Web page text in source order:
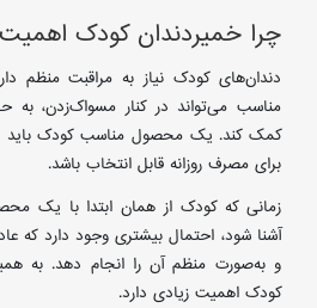
چرا خمیردندان کودک اهمیت
دندان‌های کودک نیاز به مراقبت منظم
مناسب می‌تواند در کنار مسواک‌زدن،
کمک کند. یک محصول مناسب کودک باید
برای مصرف روزانه قابل انتخاب باشد.
زمانی که کودک از همان ابتدا با یک
آشنا شود، احتمال بیشتری وجود دارد که
و به‌صورت منظم آن را انجام دهد. به
کودک اهمیت زیادی دارد.